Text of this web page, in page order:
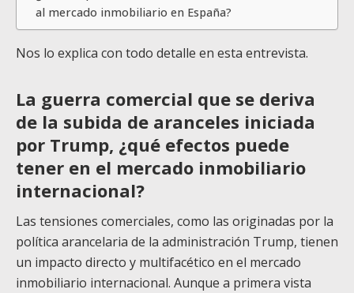
al mercado inmobiliario en España?
Nos lo explica con todo detalle en esta entrevista.
La guerra comercial que se deriva
de la subida de aranceles iniciada
por Trump, ¿qué efectos puede
tener en el mercado inmobiliario
internacional?
Las tensiones comerciales, como las originadas por la
política arancelaria de la administración Trump, tienen
un impacto directo y multifacético en el mercado
inmobiliario internacional. Aunque a primera vista